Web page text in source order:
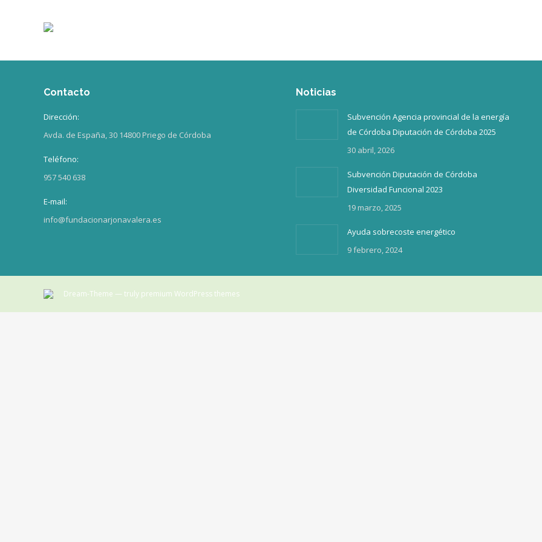
Contacto
Dirección:
Avda. de España, 30 14800 Priego de Córdoba
Teléfono:
957 540 638
E-mail:
info@fundacionarjonavalera.es
Noticias
Subvención Agencia provincial de la energía
de Córdoba Diputación de Córdoba 2025
30 abril, 2026
Subvención Diputación de Córdoba
Diversidad Funcional 2023
19 marzo, 2025
Ayuda sobrecoste energético
9 febrero, 2024
Dream-Theme — truly premium WordPress themes